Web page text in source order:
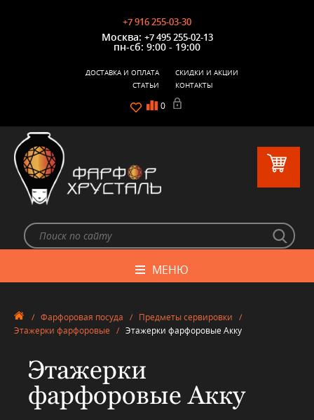
+7 916 255-03-30
Москва: +7 495 255-02-13
пн-сб: 9:00 - 19:00
0
ДОСТАВКА И ОПЛАТА
СКИДКИ И АКЦИИ
СТАТЬИ
КОНТАКТЫ
МЕНЮ
/ Фарфоровая посуда / Предметы сервировки /
Этажерки фарфоровые / Этажерки фарфоровые Акку
Этажерки
фарфоровые Акку